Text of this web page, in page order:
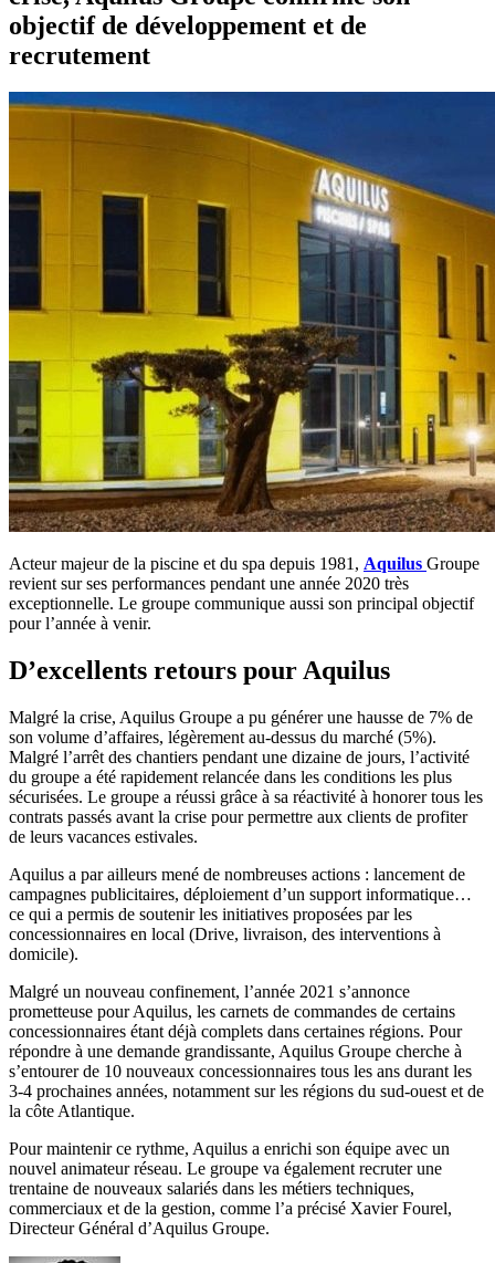
objectif de développement et de
recrutement
Acteur majeur de la piscine et du spa depuis 1981, Aquilus Groupe
revient sur ses performances pendant une année 2020 très
exceptionnelle. Le groupe communique aussi son principal objectif
pour l’année à venir.
D’excellents retours pour Aquilus
Malgré la crise, Aquilus Groupe a pu générer une hausse de 7% de
son volume d’affaires, légèrement au-dessus du marché (5%).
Malgré l’arrêt des chantiers pendant une dizaine de jours, l’activité
du groupe a été rapidement relancée dans les conditions les plus
sécurisées. Le groupe a réussi grâce à sa réactivité à honorer tous les
contrats passés avant la crise pour permettre aux clients de profiter
de leurs vacances estivales.
Aquilus a par ailleurs mené de nombreuses actions : lancement de
campagnes publicitaires, déploiement d’un support informatique…
ce qui a permis de soutenir les initiatives proposées par les
concessionnaires en local (Drive, livraison, des interventions à
domicile).
Malgré un nouveau confinement, l’année 2021 s’annonce
prometteuse pour Aquilus, les carnets de commandes de certains
concessionnaires étant déjà complets dans certaines régions. Pour
répondre à une demande grandissante, Aquilus Groupe cherche à
s’entourer de 10 nouveaux concessionnaires tous les ans durant les
3-4 prochaines années, notamment sur les régions du sud-ouest et de
la côte Atlantique.
Pour maintenir ce rythme, Aquilus a enrichi son équipe avec un
nouvel animateur réseau. Le groupe va également recruter une
trentaine de nouveaux salariés dans les métiers techniques,
commerciaux et de la gestion, comme l’a précisé Xavier Fourel,
Directeur Général d’Aquilus Groupe.